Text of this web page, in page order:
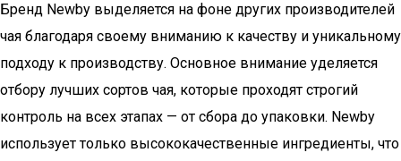
Бренд Newby выделяется на фоне других производителей
чая благодаря своему вниманию к качеству и уникальному
подходу к производству. Основное внимание уделяется
отбору лучших сортов чая, которые проходят строгий
контроль на всех этапах — от сбора до упаковки. Newby
использует только высококачественные ингредиенты, что